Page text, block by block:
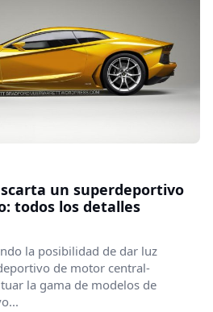
un superdeportivo
todos los detalles
la posibilidad de dar luz
de motor central-
la gama de modelos de